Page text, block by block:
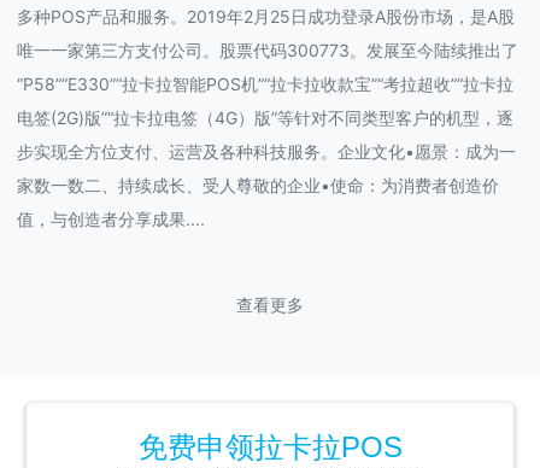
多种POS产品和服务。2019年2月25日成功登录A股份市场，是A股
唯一一家第三方支付公司。股票代码300773。发展至今陆续推出了
“P58”“E330”“拉卡拉智能POS机”“拉卡拉收款宝”“考拉超收”“拉卡拉
电签(2G)版”“拉卡拉电签（4G）版”等针对不同类型客户的机型，逐
步实现全方位支付、运营及各种科技服务。企业文化•愿景：成为一
家数一数二、持续成长、受人尊敬的企业•使命：为消费者创造价
值，与创造者分享成果....
查看更多